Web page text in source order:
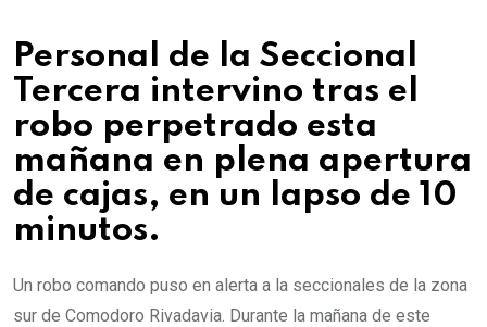
Personal de la Seccional
Tercera intervino tras el
robo perpetrado esta
mañana en plena apertura
de cajas, en un lapso de 10
minutos.
Un robo comando puso en alerta a la seccionales de la zona
sur de Comodoro Rivadavia. Durante la mañana de este